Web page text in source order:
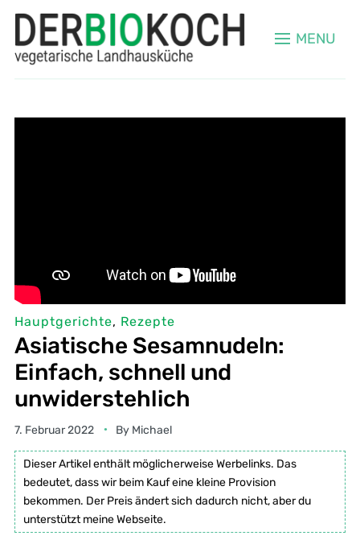
MENU
Hauptgerichte, Rezepte
Asiatische Sesamnudeln:
Einfach, schnell und
unwiderstehlich
7. Februar 2022 By Michael
Dieser Artikel enthält möglicherweise Werbelinks. Das
bedeutet, dass wir beim Kauf eine kleine Provision
bekommen. Der Preis ändert sich dadurch nicht, aber du
unterstützt meine Webseite.